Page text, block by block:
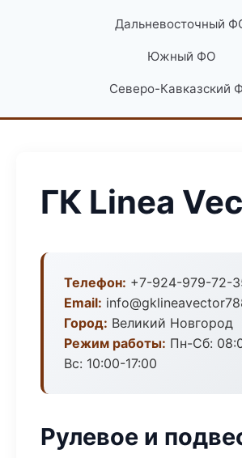
Дальневосточный
Южный ФО
Северо-Кавказский
ГК Linea
Телефон: +7-924-979-72-
Email:
Город: Великий Новгород
Режим работы: Пн-Сб:
Вс: 10:00-17:00
Рулевое и